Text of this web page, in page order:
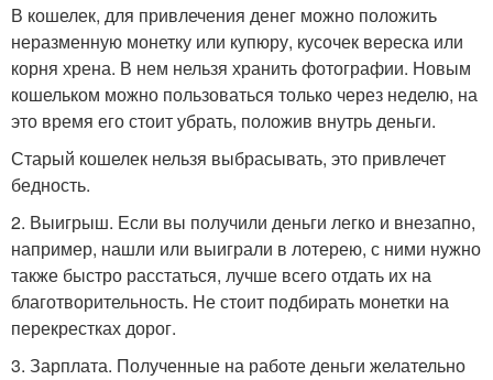
В кошелек, для привлечения денег можно положить
неразменную монетку или купюру, кусочек вереска или
корня хрена. В нем нельзя хранить фотографии. Новым
кошельком можно пользоваться только через неделю, на
это время его стоит убрать, положив внутрь деньги.
Старый кошелек нельзя выбрасывать, это привлечет
бедность.
2. Выигрыш. Если вы получили деньги легко и внезапно,
например, нашли или выиграли в лотерею, с ними нужно
также быстро расстаться, лучше всего отдать их на
благотворительность. Не стоит подбирать монетки на
перекрестках дорог.
3. Зарплата. Полученные на работе деньги желательно